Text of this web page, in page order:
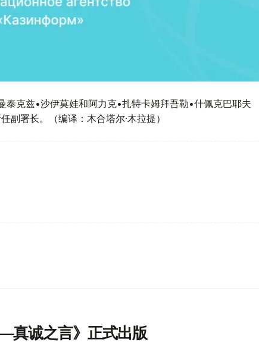
克兹•沙伊莫娃和阿力克•扎特卡姆拜吾勒•什佩克巴耶夫
副署长。（编译：木合塔尔·木拉提）
真诚之言》正式出版